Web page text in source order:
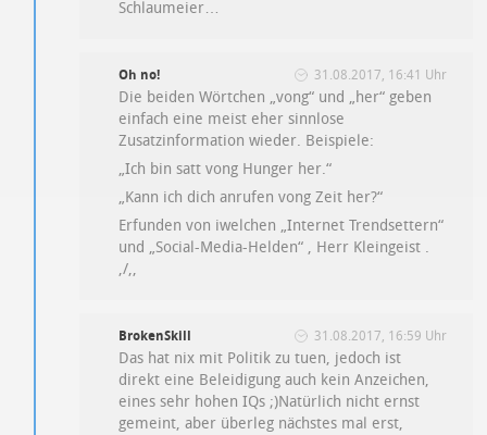
Schlaumeier…
Oh no! 31.08.2017, 16:41 Uhr
Die beiden Wörtchen „vong“ und „her“ geben
einfach eine meist eher sinnlose
Zusatzinformation wieder. Beispiele:
„Ich bin satt vong Hunger her.“
„Kann ich dich anrufen vong Zeit her?“
Erfunden von iwelchen „Internet Trendsettern“
und „Social-Media-Helden“ , Herr Kleingeist .
‚/,,
BrokenSkill 31.08.2017, 16:59 Uhr
Das hat nix mit Politik zu tuen, jedoch ist
direkt eine Beleidigung auch kein Anzeichen,
eines sehr hohen IQs ;)Natürlich nicht ernst
gemeint, aber überleg nächstes mal erst,